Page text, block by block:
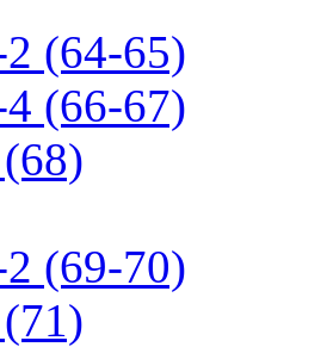
(64-65)
(66-67)
(69-70)